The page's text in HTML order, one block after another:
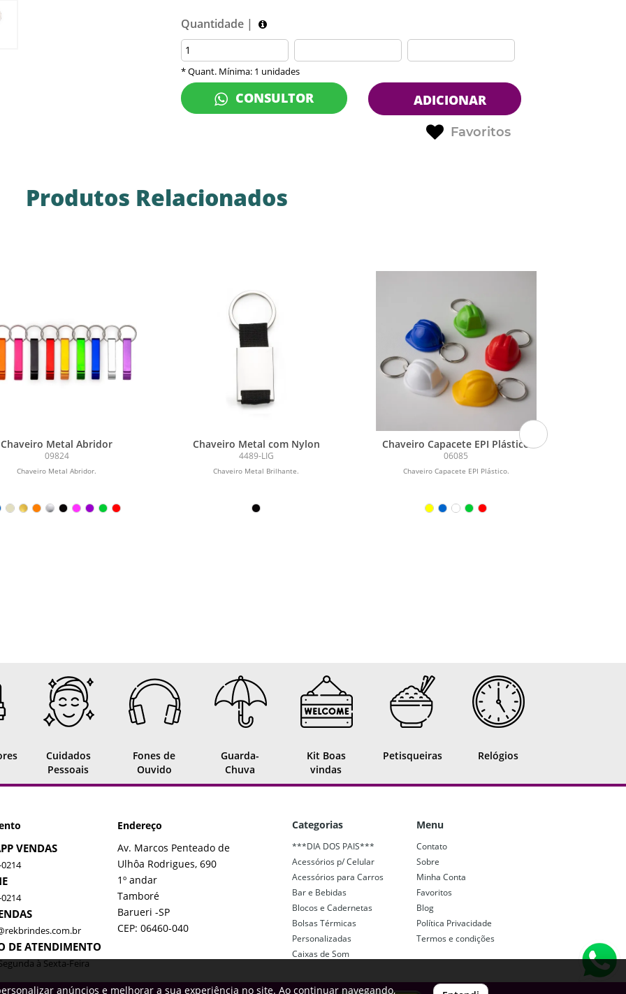
Quantidade |
* Quant. Mínima: 1 unidades
CONSULTOR ADICIONAR
Favoritos
Produtos Relacionados
Chaveiro Metal Abridor
09824
Chaveiro Metal Abridor.
Chaveiro Metal com Nylon
4489-LIG
Chaveiro Metal Brilhante.
Chaveiro Capacete EPI Plástico
06085
Chaveiro Capacete EPI Plástico.
Cuidados
Pessoais
Fones de
Ouvido
Guarda-
Chuva
Kit Boas
vindas
Petisqueiras Relógios
VENDAS
DE ATENDIMENTO
à Sexta-Feira
Endereço
Av. Marcos Penteado de
Ulhôa Rodrigues, 690
1º andar
Tamboré
Barueri -SP
CEP: 06460-040
Categorias
***DIA DOS PAIS***
Acessórios p/ Celular
Acessórios para Carros
Bar e Bebidas
Blocos e Cadernetas
Bolsas Térmicas
Personalizadas
Caixas de Som
Menu
Contato
Sobre
Minha Conta
Favoritos
Blog
Política Privacidade
Termos e condições
anúncios e melhorar a sua experiência no site. Ao continuar navegando,